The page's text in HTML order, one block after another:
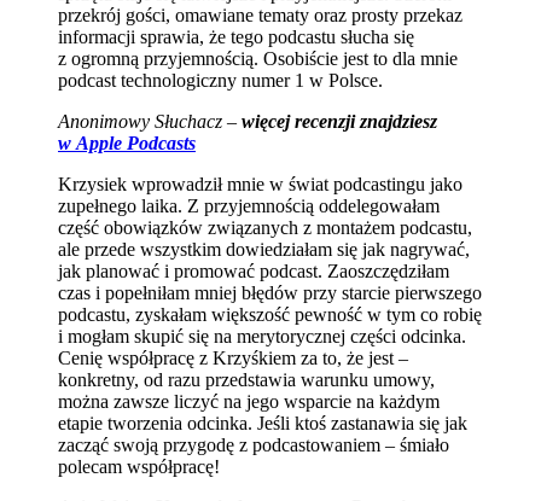
przekrój gości, omawiane tematy oraz prosty przekaz
informacji sprawia, że tego podcastu słucha się
z ogromną przyjemnością. Osobiście jest to dla mnie
podcast technologiczny numer 1 w Polsce.
Anonimowy Słuchacz – więcej recenzji znajdziesz
w Apple Podcasts
Krzysiek wprowadził mnie w świat podcastingu jako
zupełnego laika. Z przyjemnością oddelegowałam
część obowiązków związanych z montażem podcastu,
ale przede wszystkim dowiedziałam się jak nagrywać,
jak planować i promować podcast. Zaoszczędziłam
czas i popełniłam mniej błędów przy starcie pierwszego
podcastu, zyskałam większość pewność w tym co robię
i mogłam skupić się na merytorycznej części odcinka.
Cenię współpracę z Krzyśkiem za to, że jest –
konkretny, od razu przedstawia warunku umowy,
można zawsze liczyć na jego wsparcie na każdym
etapie tworzenia odcinka. Jeśli ktoś zastanawia się jak
zacząć swoją przygodę z podcastowaniem – śmiało
polecam współpracę!